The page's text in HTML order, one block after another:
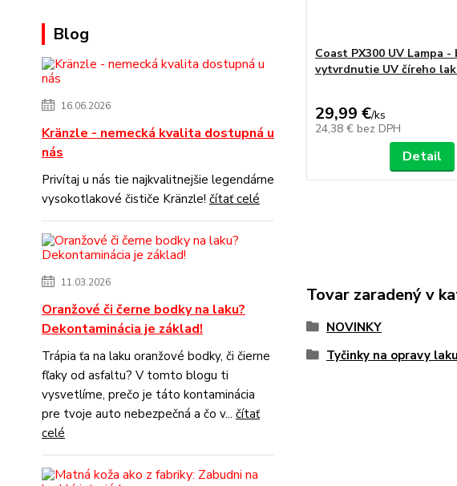
Blog
16.06.2026
Kränzle - nemecká kvalita dostupná u
nás
Privítaj u nás tie najkvalitnejšie legendárne
vysokotlakové čističe Kränzle! čítať celé
11.03.2026
Oranžové či černe bodky na laku?
Dekontaminácia je základ!
Trápia ťa na laku oranžové bodky, či čierne
fľaky od asfaltu? V tomto blogu ti
vysvetlíme, prečo je táto kontaminácia
pre tvoje auto nebezpečná a čo v... čítať
celé
Coast PX300 UV Lampa
vytvrdnutie UV číreho
29,99 €/ks
24,38 € bez DPH
Detail
Tovar zaradený v
NOVINKY
Tyčinky na opravy laku